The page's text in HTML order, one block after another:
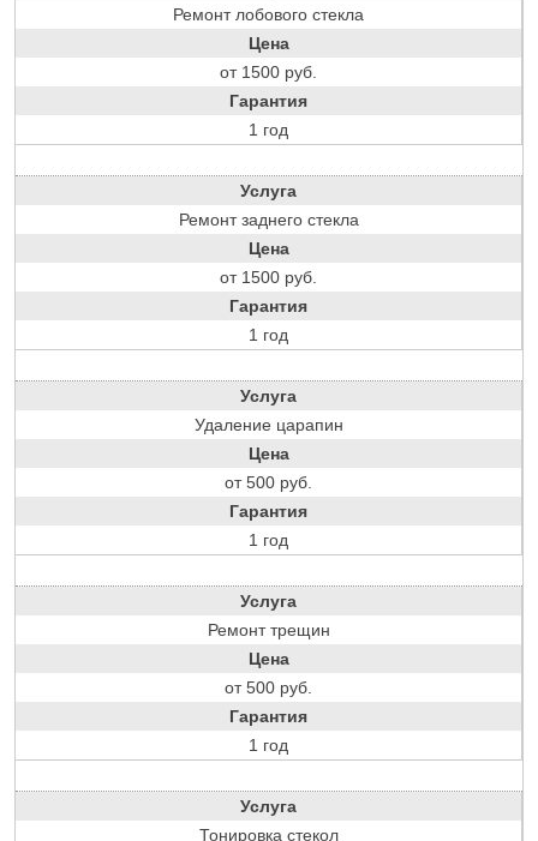
Ремонт лобового стекла
Цена
от 1500 руб.
Гарантия
1 год
Услуга
Ремонт заднего стекла
Цена
от 1500 руб.
Гарантия
1 год
Услуга
Удаление царапин
Цена
от 500 руб.
Гарантия
1 год
Услуга
Ремонт трещин
Цена
от 500 руб.
Гарантия
1 год
Услуга
Тонировка стекол